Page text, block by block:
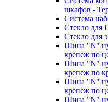
шкафов -
Система
Стекло
Стекло для
Шина "N"
крепеж по
Шина "N"
крепеж по
Шина "N"
крепеж по
Шина "N"